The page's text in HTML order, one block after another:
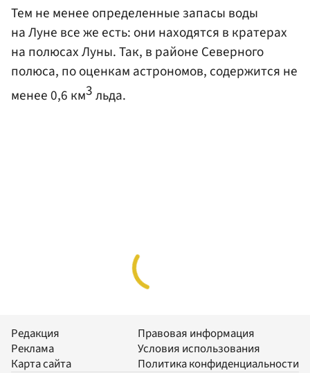
Тем не менее определенные запасы воды
на Луне все же есть: они находятся в кратерах
на полюсах Луны. Так, в районе Северного
полюса, по оценкам астрономов, содержится не
менее 0,6 км3льда.
Редакция
Реклама
Карта сайта
Правовая информация
Условия использования
Политика конфиденциальности